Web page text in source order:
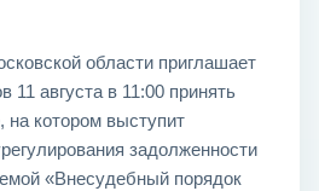
области приглашает
11 августа в 11:00 принять
на котором выступит
задолженности
«Внесудебный порядок